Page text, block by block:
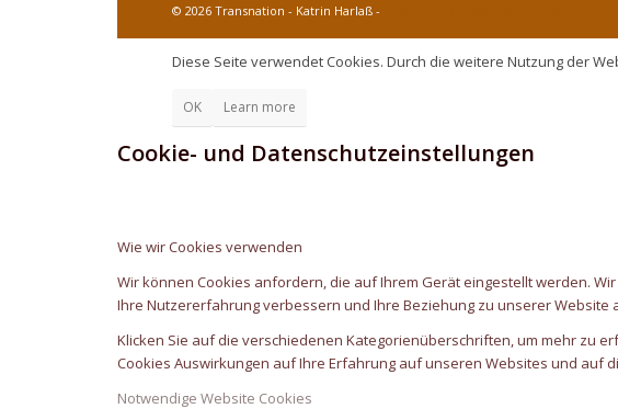
© 2026 Transnation - Katrin Harlaß -
Diese Seite verwendet Cookies. Durch die weitere Nutzung der
OK Learn more
Cookie- und Datenschutzeinstellungen
Wie wir Cookies verwenden
Wir können Cookies anfordern, die auf Ihrem Gerät eingestellt werden.
Ihre Nutzererfahrung verbessern und Ihre Beziehung zu unserer Website
Klicken Sie auf die verschiedenen Kategorienüberschriften, um mehr zu
Cookies Auswirkungen auf Ihre Erfahrung auf unseren Websites und auf
Notwendige Website Cookies